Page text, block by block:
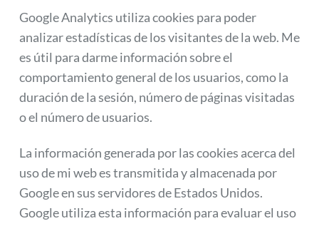
Google Analytics utiliza cookies para poder
analizar estadísticas de los visitantes de la web. Me
es útil para darme información sobre el
comportamiento general de los usuarios, como la
duración de la sesión, número de páginas visitadas
o el número de usuarios.
La información generada por las cookies acerca del
uso de mi web es transmitida y almacenada por
Google en sus servidores de Estados Unidos.
Google utiliza esta información para evaluar el uso